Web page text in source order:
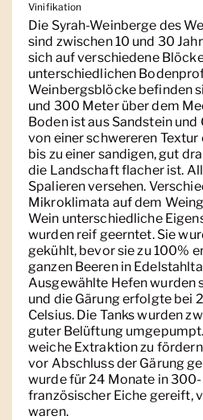
Vinifikation
Die Syrah-Weinberge des
sind zwischen 10 und 30
sich auf verschiedene
unterschiedlichen
Weinbergsblöcke befinden
und 300 Meter über dem
Boden ist aus Sandstein
von einer schwereren
bis zu einer sandigen, gut
die Landschaft flacher ist.
Spalieren versehen.
Mikroklimata auf dem
Wein unterschiedliche
wurden reif geerntet. Sie
gekühlt, bevor sie zu 100%
ganzen Beeren in
Ausgewählte Hefen wurden
und die Gärung erfolgte bei
Celsius. Die Tanks wurden
guter Belüftung
weiche Extraktion zu
vor Abschluss der Gärung
wurde für 24 Monate in
französischer Eiche gereift,
waren.